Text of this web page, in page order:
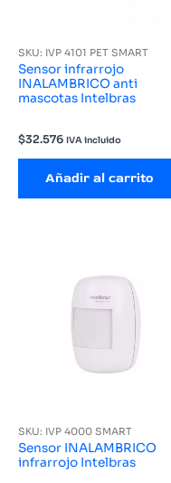
SKU: IVP 4101 PET SMART
Sensor infrarrojo
INALAMBRICO anti
mascotas Intelbras
$32.576 IVA incluido
Añadir al carrito
SKU: IVP 4000 SMART
Sensor INALAMBRICO
infrarrojo Intelbras